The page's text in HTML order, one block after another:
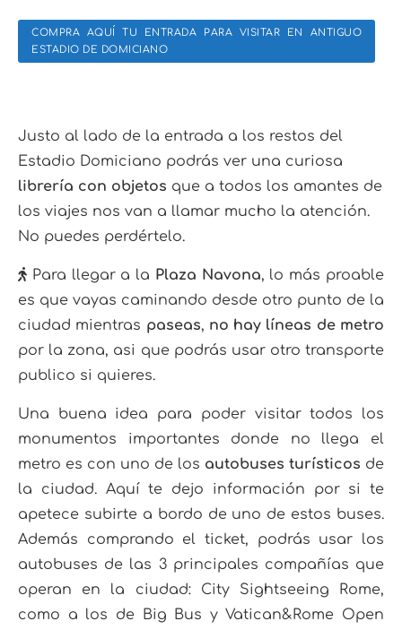
COMPRA AQUÍ TU ENTRADA PARA VISITAR EN ANTIGUO
ESTADIO DE DOMICIANO
Justo al lado de la entrada a los restos del
Estadio Domiciano podrás ver una curiosa
librería con objetos que a todos los amantes de
los viajes nos van a llamar mucho la atención.
No puedes perdértelo.
Para llegar a la Plaza Navona, lo más proable
es que vayas caminando desde otro punto de la
ciudad mientras paseas, no hay líneas de metro
por la zona, asi que podrás usar otro transporte
publico si quieres.
Una buena idea para poder visitar todos los
monumentos importantes donde no llega el
metro es con uno de los autobuses turísticos de
la ciudad. Aquí te dejo información por si te
apetece subirte a bordo de uno de estos buses.
Además comprando el ticket, podrás usar los
autobuses de las 3 principales compañías que
operan en la ciudad: City Sightseeing Rome,
como a los de Big Bus y Vatican&Rome Open